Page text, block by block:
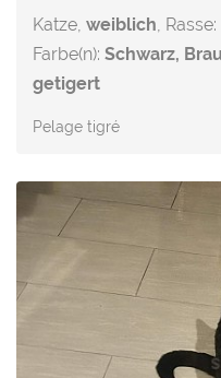
Katze, weiblich,
Farbe(n): Schwarz,
getigert
Pelage tigré